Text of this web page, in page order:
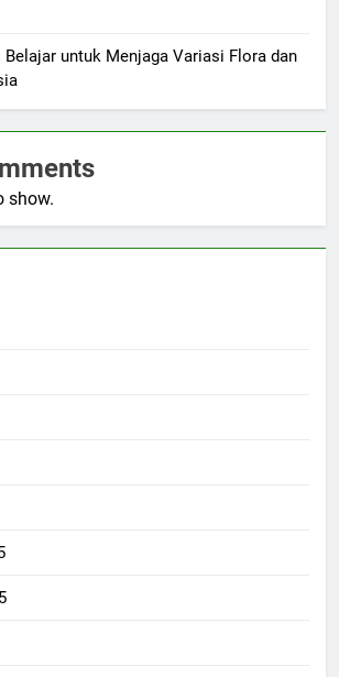
Belajar untuk Menjaga Variasi Flora dan
show.